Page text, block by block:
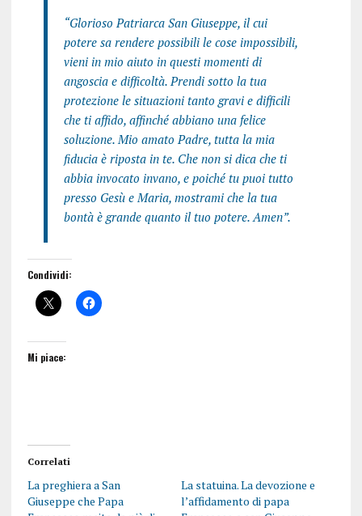
“Glorioso Patriarca San Giuseppe, il cui
potere sa rendere possibili le cose impossibili,
vieni in mio aiuto in questi momenti di
angoscia e difficoltà. Prendi sotto la tua
protezione le situazioni tanto gravi e difficili
che ti affido, affinché abbiano una felice
soluzione. Mio amato Padre, tutta la mia
fiducia è riposta in te. Che non si dica che ti
abbia invocato invano, e poiché tu puoi tutto
presso Gesù e Maria, mostrami che la tua
bontà è grande quanto il tuo potere. Amen”.
Condividi:
Mi piace:
Correlati
La preghiera a San
Giuseppe che Papa
La statuina. La devozione e
l’affidamento di papa